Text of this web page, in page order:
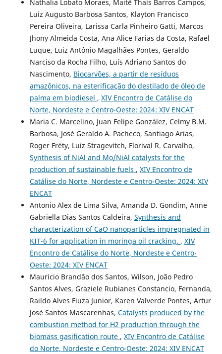
Nathalia Lobato Moraes, Maitê Thaís Barros Campos,
Luiz Augusto Barbosa Santos, Klayton Francisco
Pereira Oliveira, Larissa Carla Pinheiro Gatti, Marcos
Jhony Almeida Costa, Ana Alice Farias da Costa, Rafael
Luque, Luiz Antônio Magalhães Pontes, Geraldo
Narciso da Rocha Filho, Luís Adriano Santos do
Nascimento, Biocarvões, a partir de resíduos
amazônicos, na esterificação do destilado de óleo de
palma em biodiesel , XIV Encontro de Catálise do
Norte, Nordeste e Centro-Oeste: 2024: XIV ENCAT
Maria C. Marcelino, Juan Felipe González, Celmy B.M.
Barbosa, José Geraldo A. Pacheco, Santiago Arias,
Roger Fréty, Luiz Stragevitch, Florival R. Carvalho,
Synthesis of NiAl and Mo/NiAl catalysts for the
production of sustainable fuels , XIV Encontro de
Catálise do Norte, Nordeste e Centro-Oeste: 2024: XIV
ENCAT
Antonio Alex de Lima Silva, Amanda D. Gondim, Anne
Gabriella Dias Santos Caldeira, Synthesis and
characterization of CaO nanoparticles impregnated in
KIT-6 for application in moringa oil cracking. , XIV
Encontro de Catálise do Norte, Nordeste e Centro-
Oeste: 2024: XIV ENCAT
Mauricio Brandão dos Santos, Wilson, João Pedro
Santos Alves, Graziele Rubianes Constancio, Fernanda,
Raildo Alves Fiuza Junior, Karen Valverde Pontes, Artur
José Santos Mascarenhas, Catalysts produced by the
combustion method for H2 production through the
biomass gasification route , XIV Encontro de Catálise
do Norte, Nordeste e Centro-Oeste: 2024: XIV ENCAT